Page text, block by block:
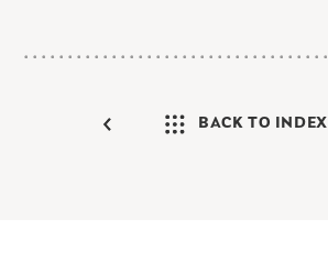
BACK TO INDEX